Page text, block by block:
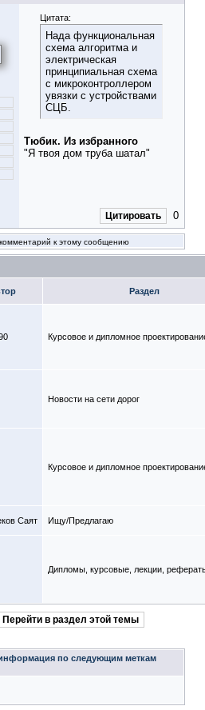
Цитата:
Нада функциональная
схема алгоритма и
электрическая
принципиальная схема
с микроконтроллером
увязки с устройствами
СЦБ.
Тюбик. Из избранного
"Я твоя дом труба шатал"
Цитировать 0
к этому сообщению
Раздел
Курсовое и дипломное
Новости на сети дорог
Курсовое и дипломное
Саят Ищу/Предлагаю
Дипломы, курсовые, лекции,
Перейти в раздел этой темы
по следующим меткам